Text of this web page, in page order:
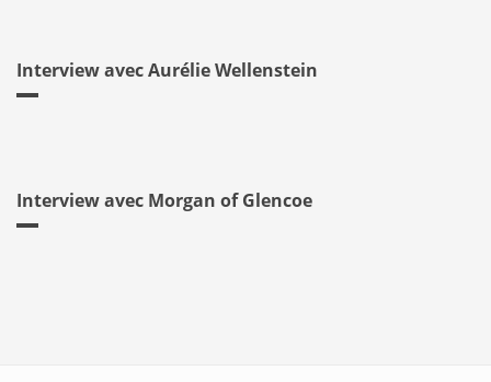
Interview avec Aurélie Wellenstein
Interview avec Morgan of Glencoe